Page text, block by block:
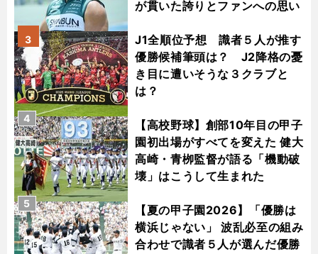
が貫いた誇りとファンへの思い
J1全順位予想 識者５人が推す
優勝候補筆頭は？ J2降格の憂
き目に遭いそうな３クラブと
は？
3
【高校野球】創部10年目の甲子
園初出場がすべてを変えた 健大
高崎・青栁監督が語る「機動破
壊」はこうして生まれた
4
【夏の甲子園2026】「優勝は
横浜じゃない」 波乱必至の組み
合わせで識者５人が選んだ優勝
5